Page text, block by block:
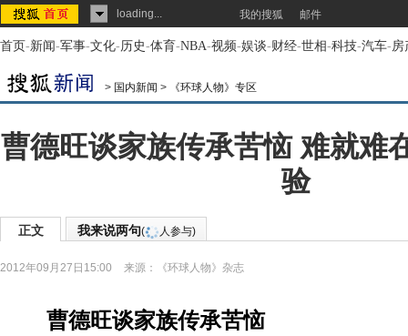
loading... 我的搜狐 邮件
首页-新闻-军事-文化-历史-体育-NBA-视频-娱谈-财经-世相-科技-汽车-房
> 国内新闻 > 《环球人物》专区
曹德旺谈家族传承苦恼 难就难
验
正文 我来说两句( 人参与)
2012年09月27日15:00 来源： 《环球人物》杂志
曹德旺谈家族传承苦恼